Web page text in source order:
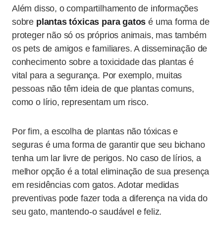
Além disso, o compartilhamento de informações
sobre plantas tóxicas para gatos é uma forma de
proteger não só os próprios animais, mas também
os pets de amigos e familiares. A disseminação de
conhecimento sobre a toxicidade das plantas é
vital para a segurança. Por exemplo, muitas
pessoas não têm ideia de que plantas comuns,
como o lírio, representam um risco.
Por fim, a escolha de plantas não tóxicas e
seguras é uma forma de garantir que seu bichano
tenha um lar livre de perigos. No caso de lírios, a
melhor opção é a total eliminação de sua presença
em residências com gatos. Adotar medidas
preventivas pode fazer toda a diferença na vida do
seu gato, mantendo-o saudável e feliz.